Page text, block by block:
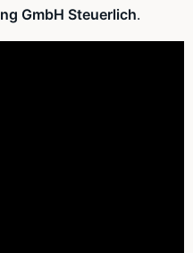
GmbH Steuerlich.